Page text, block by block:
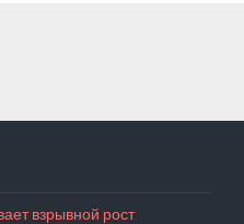
взрывной рост